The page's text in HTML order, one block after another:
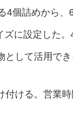
4個詰めから
に設定した
して活用でき
付ける。営業